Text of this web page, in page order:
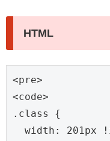
HTML
<pre>
<code>
.class {
width: 201px